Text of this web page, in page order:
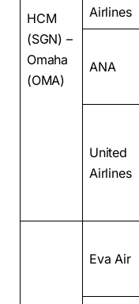
HCM
(SGN) –
Omaha
(OMA)
Airlines
ANA
United
Airlines
Eva Air